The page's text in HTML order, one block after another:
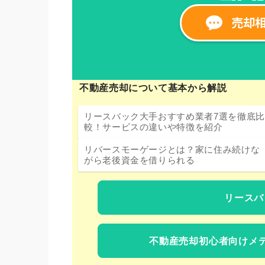
不動産売却について基本から解説
リースバック大手おすすめ業者7選を徹底比
較！サービスの違いや特徴を紹介
リバースモーゲージとは？家に住み続けな
がら老後資金を借りられる
リース
不動産売却初心者向けメ